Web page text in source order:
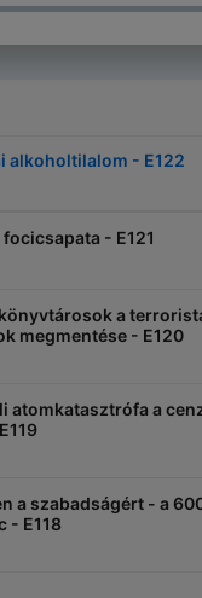
alkoholtilalom - E122
- E121
a
megmentése - E120
atomkatasztrófa a
a szabadságért - a
- E118